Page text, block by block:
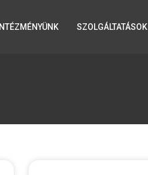
INTÉZMÉNYÜNK SZOLGÁLTATÁSOK